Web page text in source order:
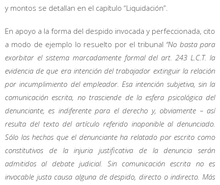
y montos se detallan en el capítulo “Liquidación”.
En apoyo a la forma del despido invocada y perfeccionada, cito
a modo de ejemplo lo resuelto por el tribunal “No basta para
exorbitar el sistema marcadamente formal del art. 243 L.C.T. la
evidencia de que era intención del trabajador extinguir la relación
por incumplimiento del empleador. Esa intención subjetiva, sin la
comunicación escrita, no trasciende de la esfera psicológica del
denunciante, es indiferente para el derecho y, obviamente – así
resulta del texto del artículo referido inoponible al denunciado.
Sólo los hechos que el denunciante ha relatado por escrito como
constitutivos de la injuria justificativa de la denuncia serán
admitidos al debate judicial. Sin comunicación escrita no es
invocable justa causa alguna de despido, directo o indirecto. Más